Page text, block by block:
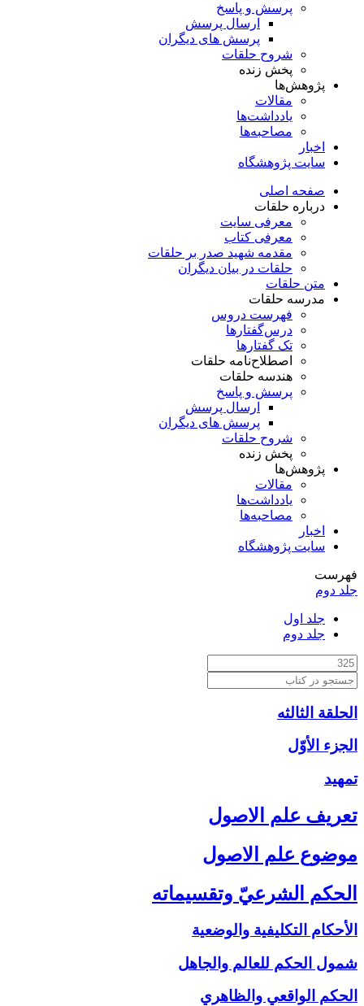
پرسش و پاسخ
ارسال پرسش
پرسش های دیگران
شروح حلقات
پخش زنده
پژوهش‌ها
مقالات
یادداشت‌ها
مصاحبه‌ها
اخبار
سایت پژوهشگاه
صفحه اصلی
درباره حلقات
معرفی سایت
معرفی کتاب
مقدمه شهید صدر بر حلقات
حلقات در بیان دیگران
متن حلقات
مدرسه حلقات
فهرست دروس
درس‌گفتار‌ها
تک گفتارها
اصطلاح‌نامه حلقات
هندسه حلقات
پرسش و پاسخ
ارسال پرسش
پرسش های دیگران
شروح حلقات
پخش زنده
پژوهش‌ها
مقالات
یادداشت‌ها
مصاحبه‌ها
اخبار
سایت پژوهشگاه
فهرست
جلد دوم
جلد اول
جلد دوم
الحلقة الثالثه
الجزء الأوّل‏
تمهيد
تعريف علم الاصول‏
موضوع علم الاصول‏
الحكم الشرعيّ وتقسيماته‏
الأحكام التكليفية والوضعية
شمول الحكم للعالم والجاهل
الحكم الواقعي والظاهري